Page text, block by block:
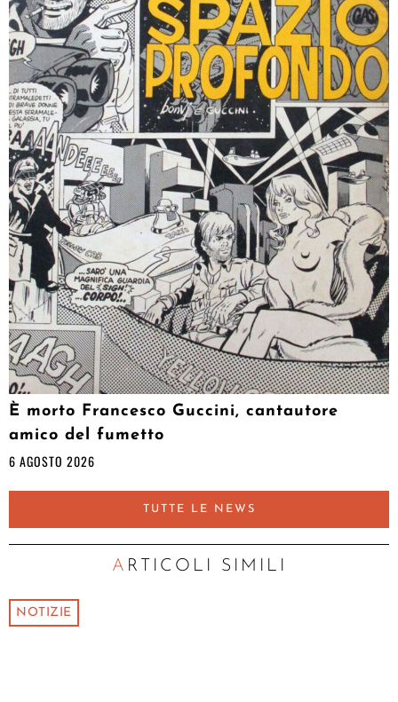
È morto Francesco Guccini, cantautore
amico del fumetto
6 AGOSTO 2026
TUTTE LE NEWS
ARTICOLI SIMILI
NOTIZIE